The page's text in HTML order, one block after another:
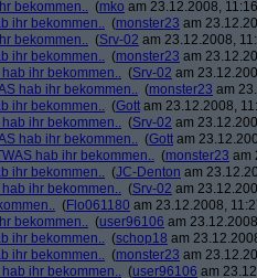
bekommen.. (mko am 23.12.2008,
ihr bekommen.. (monster23 am
bekommen.. (Srv-02 am 23.12.2008,
ihr bekommen.. (monster23 am
ihr bekommen.. (Srv-02 am
hab ihr bekommen.. (monster23 am
ihr bekommen.. (Gott am 23.12.2008,
ihr bekommen.. (Srv-02 am
hab ihr bekommen.. (Gott am
hab ihr bekommen.. (monster23 am
ihr bekommen.. (JC-Denton am
ihr bekommen.. (Srv-02 am
(Flo061180 am 23.12.2008,
bekommen.. (user96106 am
ihr bekommen.. (schop18 am
ihr bekommen.. (monster23 am
ihr bekommen.. (user96106 am